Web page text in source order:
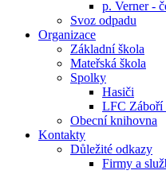
p. Verner -
Svoz odpadu
Organizace
Základní škola
Mateřská škola
Spolky
Hasiči
LFC Záboří
Obecní knihovna
Kontakty
Důležité odkazy
Firmy a